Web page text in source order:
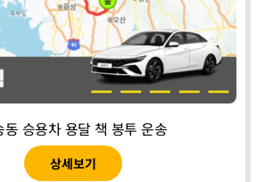
동 승용차 용달 책 봉투 운송
상세보기